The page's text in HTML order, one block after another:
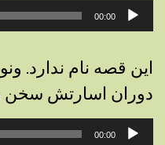
پخش‌کننده
صوت
00:00
این قصه نام ندارد.
دوران اسارتش سخن
پخش‌کننده
00:00